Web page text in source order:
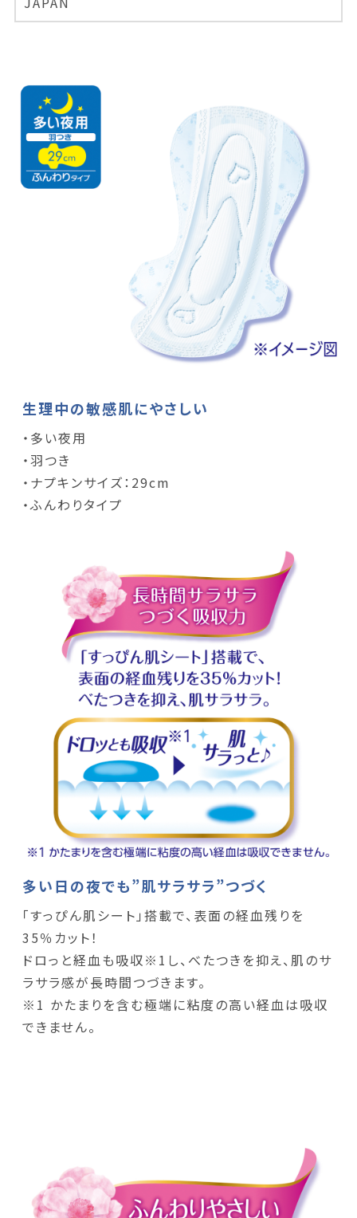
生理中の敏感肌にやさしい
・多い夜用
・羽つき
・ナプキンサイズ：29cm
・ふんわりタイプ
多い日の夜でも”肌サラサラ”つづく
「すっぴん肌シート」搭載で、表面の経血残りを
35％カット！
ドロっと経血も吸収※1し、べたつきを抑え、肌のサ
ラサラ感が長時間つづきます。
※1 かたまりを含む極端に粘度の高い経血は吸収
できません。